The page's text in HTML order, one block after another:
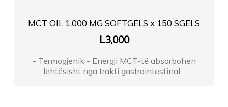
MCT OIL 1,000 MG SOFTGELS x 150 SGELS
L3,000
- Termogjenik - Energji MCT-të absorbohen
lehtësisht nga trakti gastrointestinal...